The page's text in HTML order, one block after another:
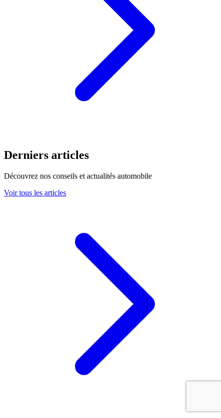
Derniers articles
Découvrez nos conseils et actualités automobile
Voir tous les articles